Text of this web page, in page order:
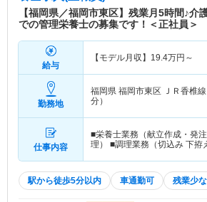
【福岡県／福岡市東区】残業月5時間♪介
での管理栄養士の募集です！＜正社員＞
給与
【モデル月収】 19.4万円～
勤務地
福岡県 福岡市東区
ＪＲ香椎
分）
仕事内容
■栄養士業務（献立作成・発
理） ■調理業務（切込み 下拵
駅から徒歩5分以内 車通勤可 残業少